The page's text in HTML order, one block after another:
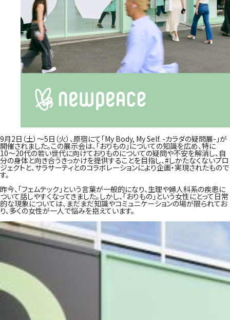
9月2日（土）〜5日（火）、原宿にて「My Body, My Self. -カラダの疑問展-」が
開催されました。この展示会は、「おりもの」についての知識を広め、特に
10〜20代の若い世代に向けておりものについての疑問や不安を解消し、自
分の身体と向き合うきっかけを提供することを目指し、#しかたなくないプロ
ジェクトと、サラサーティとのコラボレーションにより企画・実現されたもので
す。
昨今、「フェムテック」という言葉が一般的になり、生理や婦人科系の疾患に
ついて話しやすくなってきました。しかし、「おりもの」という女性にとって日常
的な現象については、まだまだ知識やコミュニケーションの場が限られてお
り、多くの女性が一人で悩みを抱えています。